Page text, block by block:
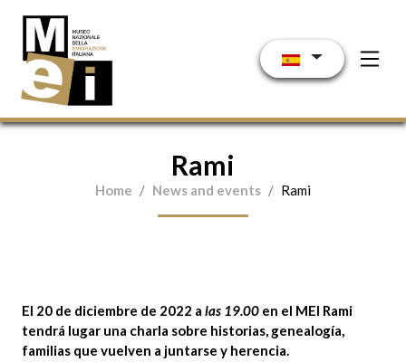
Rami
Home News and events Rami
El 20 de diciembre de 2022 a las 19.00 en el MEI Rami
tendrá lugar una charla sobre historias, genealogía,
familias que vuelven a juntarse y herencia.